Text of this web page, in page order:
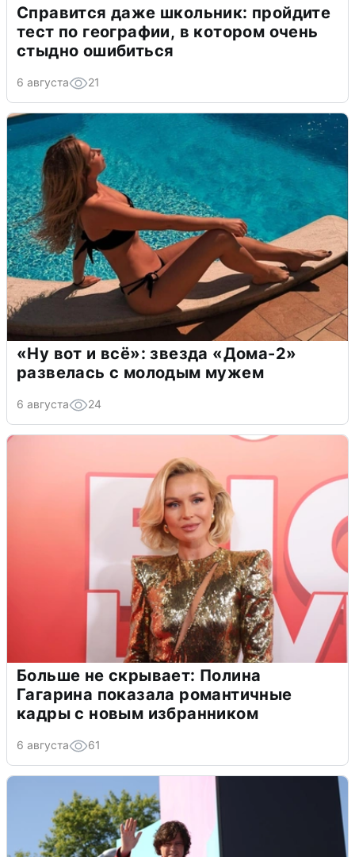
Справится даже школьник: пройдите
тест по географии, в котором очень
стыдно ошибиться
6 августа 21
«Ну вот и всё»: звезда «Дома-2»
развелась с молодым мужем
6 августа 24
Больше не скрывает: Полина
Гагарина показала романтичные
кадры с новым избранником
6 августа 61